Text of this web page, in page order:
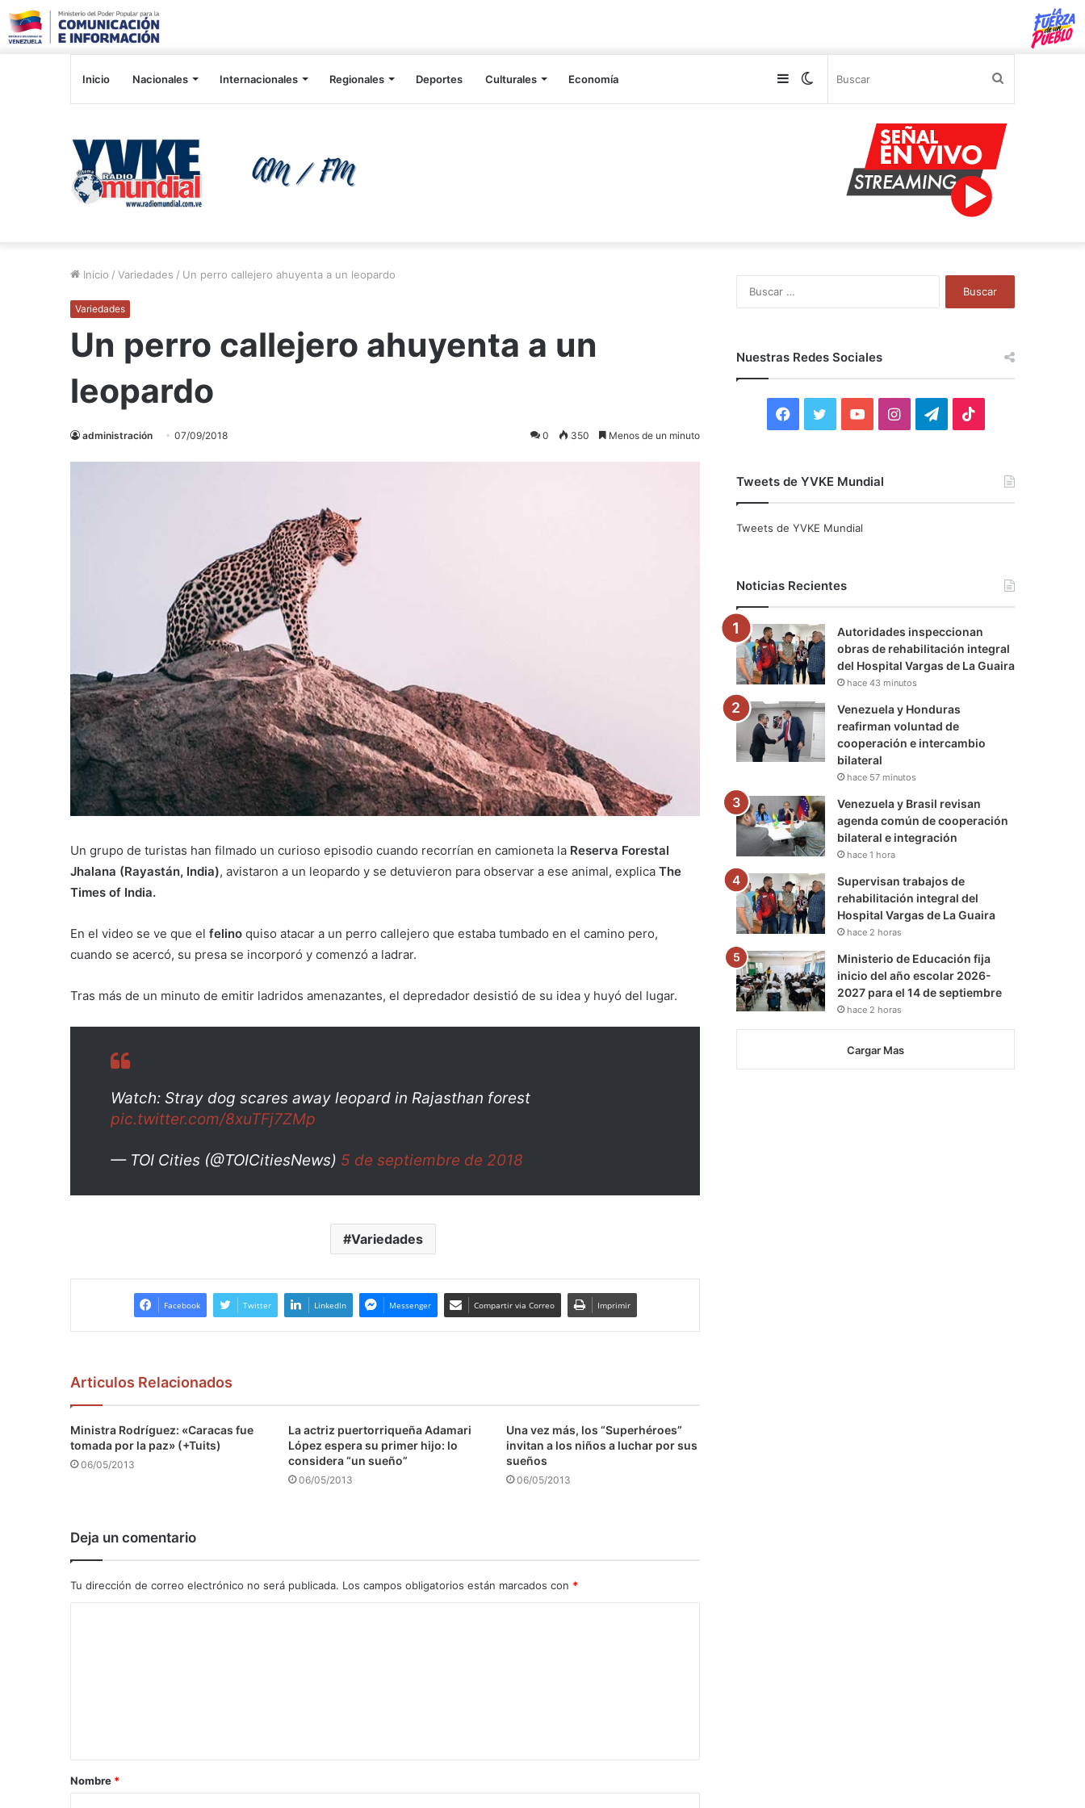
Inicio Nacionales Internacionales Regionales Deportes Culturales Economía Switch
Sidebar
Inicio / Variedades / Un perro callejero ahuyenta a un leopardo
Variedades
Un perro callejero ahuyenta a un
leopardo
administración 07/09/2018 0 350 Menos de un minuto
Un grupo de turistas han filmado un curioso episodio cuando recorrían en camioneta la Reserva Forestal
Jhalana (Rayastán, India), avistaron a un leopardo y se detuvieron para observar a ese animal, explica The
Times of India.
En el video se ve que el felino quiso atacar a un perro callejero que estaba tumbado en el camino pero,
cuando se acercó, su presa se incorporó y comenzó a ladrar.
Tras más de un minuto de emitir ladridos amenazantes, el depredador desistió de su idea y huyó del lugar.
Watch: Stray dog scares away leopard in Rajasthan forest
pic.twitter.com/8xuTFj7ZMp
— TOI Cities (@TOICitiesNews) 5 de septiembre de 2018
Variedades
Facebook Twitter LinkedIn Messenger Compartir via Correo Imprimir
Articulos Relacionados
Ministra Rodríguez: «Caracas fue
tomada por la paz» (+Tuits)
06/05/2013
La actriz puertorriqueña Adamari
López espera su primer hijo: lo
considera “un sueño”
06/05/2013
Una vez más, los “Superhéroes”
invitan a los niños a luchar por sus
sueños
06/05/2013
Deja un comentario
Tu dirección de correo electrónico no será publicada. Los campos obligatorios están marcados con *
a
r
Nombre *
Nuestras Redes Sociales
F
c
o
k
i
r
Y
u
e
I
r
a
m
T
a
m
Tweets de YVKE Mundial
Tweets de YVKE Mundial
Noticias Recientes
Autoridades inspeccionan
obras de rehabilitación integral
del Hospital Vargas de La Guaira
hace 43 minutos
Venezuela y Honduras
reafirman voluntad de
cooperación e intercambio
bilateral
hace 57 minutos
Venezuela y Brasil revisan
agenda común de cooperación
bilateral e integración
hace 1 hora
Supervisan trabajos de
rehabilitación integral del
Hospital Vargas de La Guaira
hace 2 horas
Ministerio de Educación fija
inicio del año escolar 2026-
2027 para el 14 de septiembre
hace 2 horas
Cargar Mas